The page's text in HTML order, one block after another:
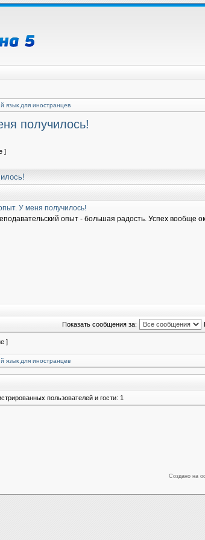
язык для иностранцев
получилось!
]
У меня получилось!
опыт - большая радость. Успех вообще
Показать сообщения за:
]
язык для иностранцев
пользователей и гости: 1
Создано на